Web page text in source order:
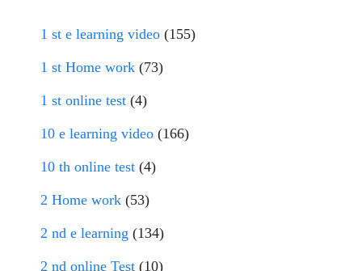
1 st e learning video (155)
1 st Home work (73)
1 st online test (4)
10 e learning video (166)
10 th online test (4)
2 Home work (53)
2 nd e learning (134)
2 nd online Test (10)